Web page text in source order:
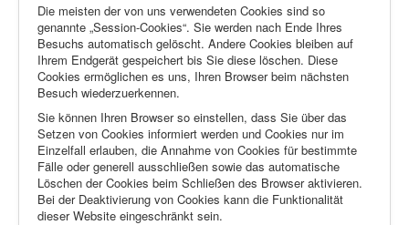
Die meisten der von uns verwendeten Cookies sind so
genannte „Session-Cookies“. Sie werden nach Ende Ihres
Besuchs automatisch gelöscht. Andere Cookies bleiben auf
Ihrem Endgerät gespeichert bis Sie diese löschen. Diese
Cookies ermöglichen es uns, Ihren Browser beim nächsten
Besuch wiederzuerkennen.
Sie können Ihren Browser so einstellen, dass Sie über das
Setzen von Cookies informiert werden und Cookies nur im
Einzelfall erlauben, die Annahme von Cookies für bestimmte
Fälle oder generell ausschließen sowie das automatische
Löschen der Cookies beim Schließen des Browser aktivieren.
Bei der Deaktivierung von Cookies kann die Funktionalität
dieser Website eingeschränkt sein.